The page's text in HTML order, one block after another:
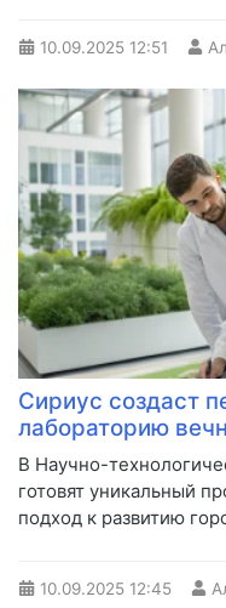
10.09.2025 12:51
Сириус создаст
лабораторию
В Научно-
готовят уникальный
подход к развитию
10.09.2025 12:45